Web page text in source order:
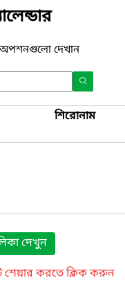
দেখান
শিরোনাম
দেখুন
শেয়ার করতে ক্লিক করুন